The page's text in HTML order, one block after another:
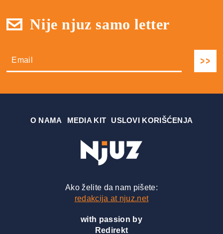
Nije njuz samo letter
О NAMA MEDIA KIT USLOVI KORIŠĆENJA
Ako želite da nam pišete:
redakcija at njuz.net
with passion by
Redirekt